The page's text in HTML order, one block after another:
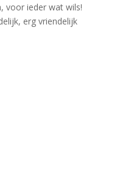
voor ieder wat wils!
erg vriendelijk